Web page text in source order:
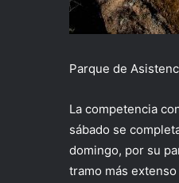
Parque de
La competencia
sábado se
domingo, por su
tramo más